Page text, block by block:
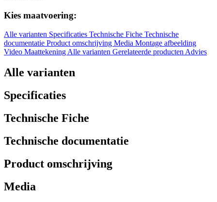
Kies maatvoering:
Alle varianten Specificaties Technische Fiche Technische
documentatie Product omschrijving Media Montage afbeelding
Video Maattekening Alle varianten Gerelateerde producten Advies
Alle varianten
Specificaties
Technische Fiche
Technische documentatie
Product omschrijving
Media